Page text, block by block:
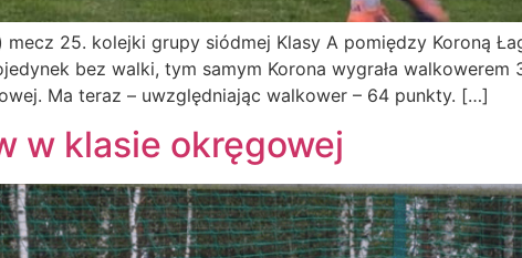
25. kolejki grupy siódmej Klasy A pomiędzy Koroną
bez walki, tym samym Korona wygrała walkowerem
Ma teraz – uwzględniając walkower – 64 punkty. […]
w klasie okręgowej